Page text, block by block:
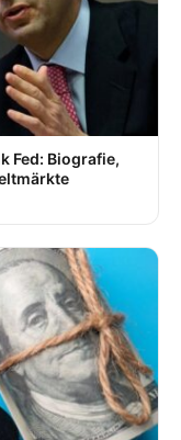
Fed: Biografie,